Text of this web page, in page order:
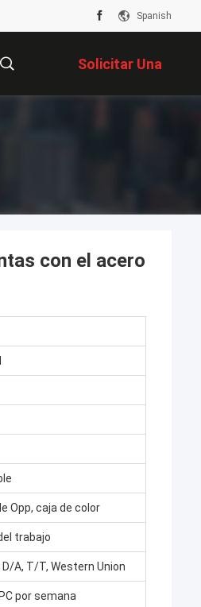
Spanish
Solicitar Una
Cotización
con el acero
Opp, caja de color
trabajo
D/A, T/T, Western Union
por semana